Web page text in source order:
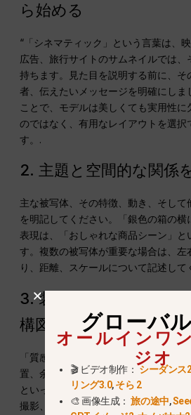
ら始める
“「シネマティック」という言葉は、
広告、旅行サイトのサムネイルでは、
持ちます。見た目を説明する前に、そ
者、伝えたいメッセージを明確にしま
ことで、モデルは美しくても実用性に
のではなく、有用なレイアウトを選択
す。.
2. 主題と空間的な関係
主な被写体、その特徴、動き、そして
を明記してください。「銀色の箱の横
表現は、「おしゃれな商品シーン」
す。複数の被写体が重要な場合は、左
り、距離、スケールについて記述して
3. 装飾的なディテール
構図を決める
「質感」を表す言葉を加える前に、
置、余白を決めておきましょう。「傑
といったありきたりな表現よりも、ワ
撮影、ローアングル、俯瞰構図、ある
グローバ
オールインワ
ジオ
🎬 ビデオ制作：シーダンス
リング3.0,そら 2
🎨 画像生成：旅の途中,